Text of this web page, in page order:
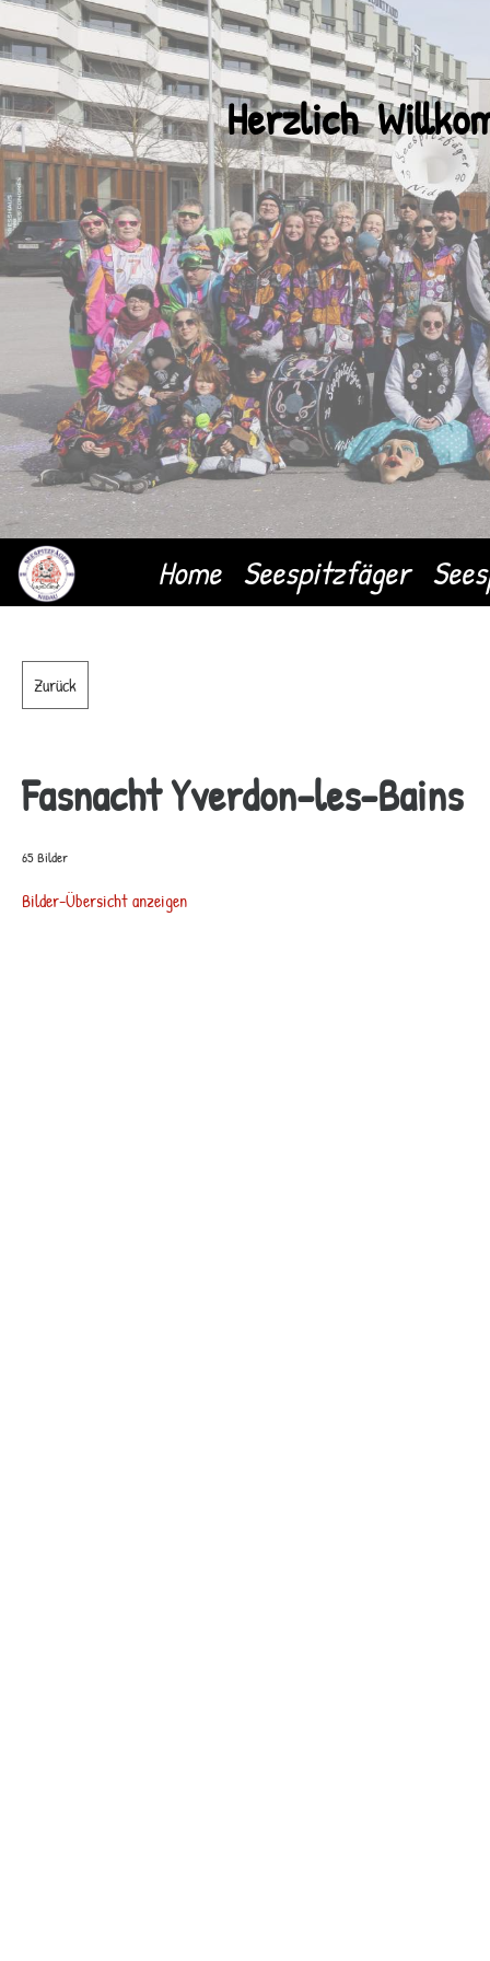
Herzlich
Home Seespitzfäger
Zurück
Fasnacht Yverdon-les-Bains
65 Bilder
Bilder-Übersicht anzeigen